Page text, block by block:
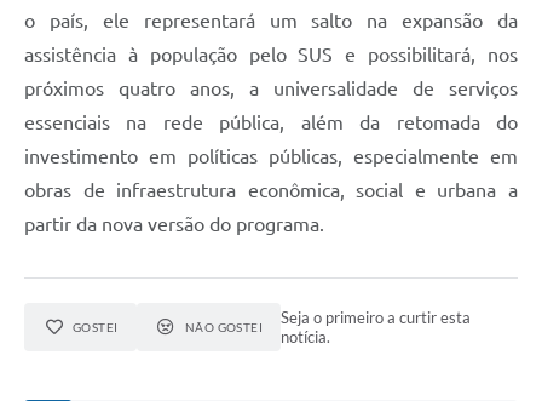
o país, ele representará um salto na expansão da
assistência à população pelo SUS e possibilitará, nos
próximos quatro anos, a universalidade de serviços
essenciais na rede pública, além da retomada do
investimento em políticas públicas, especialmente em
obras de infraestrutura econômica, social e urbana a
partir da nova versão do programa.
GOSTEI NÃO GOSTEI
Seja o primeiro a curtir esta
notícia.